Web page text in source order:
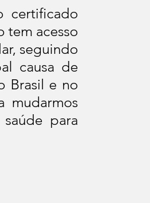
certificado
tem acesso
seguindo
causa de
Brasil e no
mudarmos
para